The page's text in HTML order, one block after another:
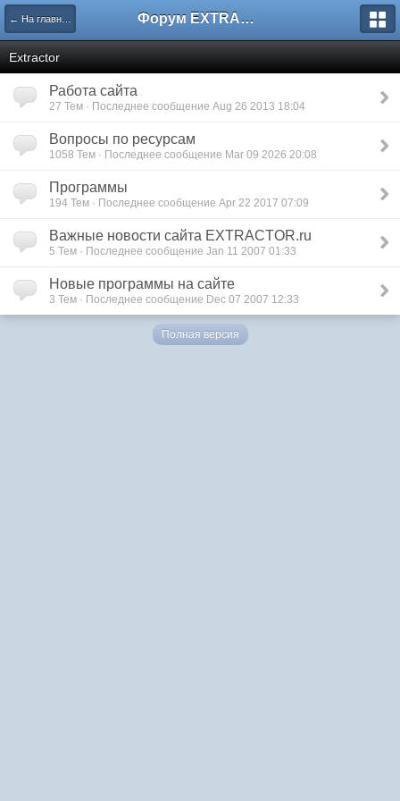
← На главную Форум EXTRACTOR.ru
Extractor
Работа сайта
27 Тем · Последнее сообщение Aug 26 2013 18:04
Вопросы по ресурсам
1058 Тем · Последнее сообщение Mar 09 2026 20:08
Программы
194 Тем · Последнее сообщение Apr 22 2017 07:09
Важные новости сайта EXTRACTOR.ru
5 Тем · Последнее сообщение Jan 11 2007 01:33
Новые программы на сайте
3 Тем · Последнее сообщение Dec 07 2007 12:33
Полная версия